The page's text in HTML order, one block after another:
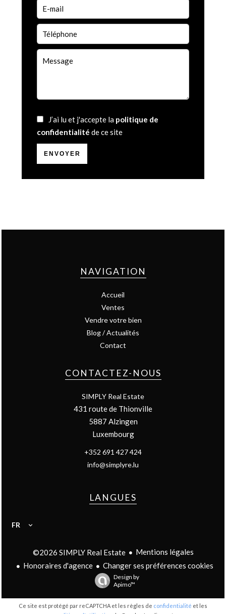
J’ai lu et j'accepte la politique de
confidentialité de ce site
ENVOYER
NAVIGATION
Accueil
Ventes
Vendre votre bien
Blog / Actualités
Contact
CONTACTEZ-NOUS
SIMPLY Real Estate
431 route de Thionville
5887 Alzingen
Luxembourg
+352 691 427 424
info@simplyre.lu
LANGUES
FR
©2026 SIMPLY Real Estate
Mentions légales
Honoraires d'agence
Changer ses préférences cookies
Design by
Apimo™
Ce site est protégé par reCAPTCHA et les règles de confidentialité et les